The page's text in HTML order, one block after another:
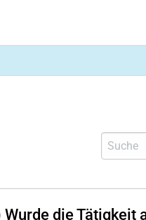
die Tätigkeit